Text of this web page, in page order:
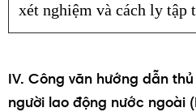
xét nghiệm và cách ly tập
IV. Công văn hướng dẫn
người lao động nước ngoài